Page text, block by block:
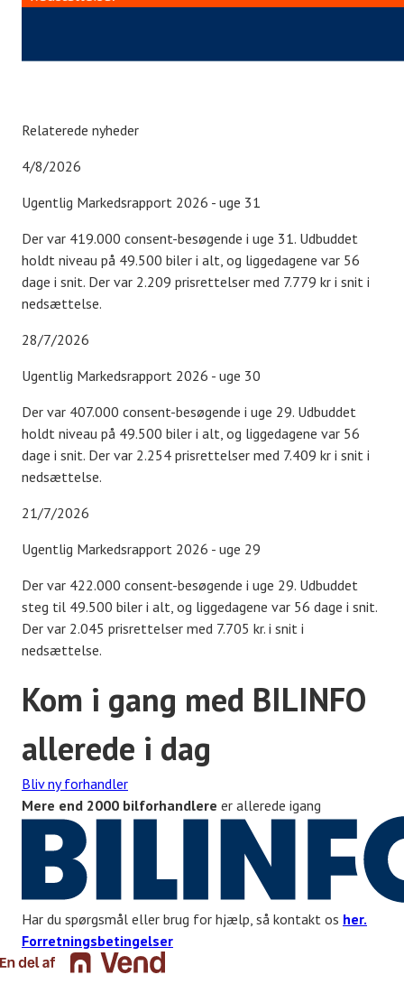
Relaterede nyheder
4/8/2026
Ugentlig Markedsrapport 2026 - uge 31
Der var 419.000 consent-besøgende i uge 31. Udbuddet
holdt niveau på 49.500 biler i alt, og liggedagene var 56
dage i snit. Der var 2.209 prisrettelser med 7.779 kr i snit i
nedsættelse.
28/7/2026
Ugentlig Markedsrapport 2026 - uge 30
Der var 407.000 consent-besøgende i uge 29. Udbuddet
holdt niveau på 49.500 biler i alt, og liggedagene var 56
dage i snit. Der var 2.254 prisrettelser med 7.409 kr i snit i
nedsættelse.
21/7/2026
Ugentlig Markedsrapport 2026 - uge 29
Der var 422.000 consent-besøgende i uge 29. Udbuddet
steg til 49.500 biler i alt, og liggedagene var 56 dage i snit.
Der var 2.045 prisrettelser med 7.705 kr. i snit i
nedsættelse.
Kom i gang med BILINFO
allerede i dag
Bliv ny forhandler
Mere end 2000 bilforhandlere er allerede igang
Har du spørgsmål eller brug for hjælp, så kontakt os her.
Forretningsbetingelser